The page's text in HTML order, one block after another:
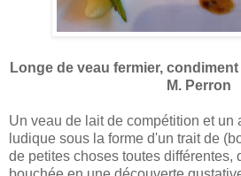
Longe de veau fermier,
M. Perron
Un veau de lait de compétition et un
ludique sous la forme d'un trait de
de petites choses toutes différentes,